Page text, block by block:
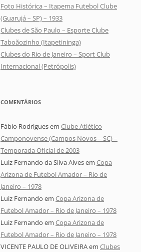
Foto Histórica – Itapema Futebol Clube
(Guarujá – SP) – 1933
Clubes de São Paulo – Esporte Clube
Taboãozinho (Itapetininga)
Clubes do Rio de Janeiro – Sport Club
Internacional (Petrópolis)
COMENTÁRIOS
Fábio Rodriguesem Clube Atlético
Camponovense (Campos Novos – SC) –
Temporada Oficial de 2003
Luiz Fernando da Silva Alvesem Copa
Arizona de Futebol Amador – Rio de
Janeiro – 1978
Luiz Fernando em Copa Arizona de
Futebol Amador – Rio de Janeiro – 1978
Luiz Fernando em Copa Arizona de
Futebol Amador – Rio de Janeiro – 1978
VICENTE PAULO DE OLIVEIRAem Clubes